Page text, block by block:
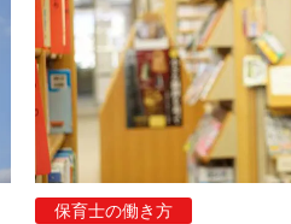
保育士の働き方